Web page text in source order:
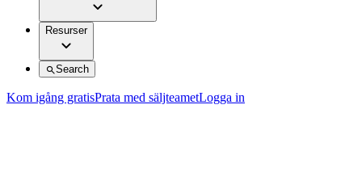
Resurser
Search
Kom igång gratisPrata med säljteametLogga in